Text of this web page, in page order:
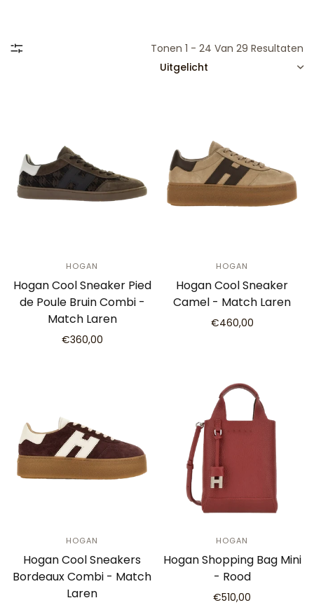
Tonen 1 - 24 Van 29 Resultaten
HOGAN
Hogan Cool Sneaker Pied
de Poule Bruin Combi -
Match Laren
€360,00
HOGAN
Hogan Cool Sneaker
Camel - Match Laren
€460,00
HOGAN
Hogan Cool Sneakers
Bordeaux Combi - Match
Laren
HOGAN
Hogan Shopping Bag Mini
- Rood
€510,00